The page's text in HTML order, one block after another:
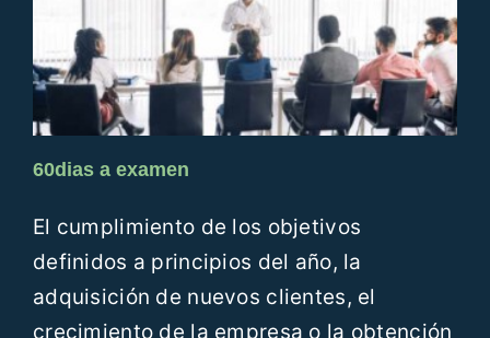
60dias a examen
El cumplimiento de los objetivos
definidos a principios del año, la
adquisición de nuevos clientes, el
crecimiento de la empresa o la obtención